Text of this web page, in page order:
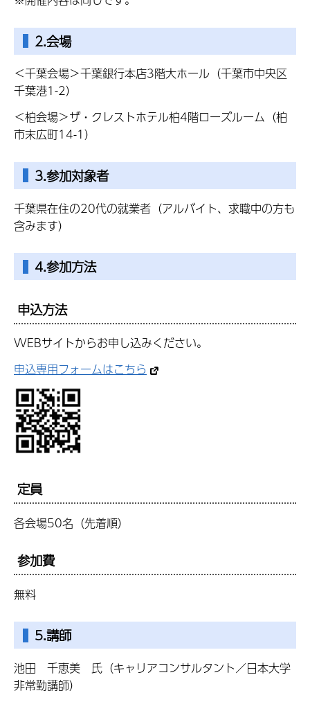
2.会場
＜千葉会場＞千葉銀行本店3階大ホール（千葉市中央区
千葉港1-2）
＜柏会場＞ザ・クレストホテル柏4階ローズルーム（柏
市末広町14-1）
3.参加対象者
千葉県在住の20代の就業者（アルバイト、求職中の方も
含みます）
4.参加方法
申込方法
WEBサイトからお申し込みください。
申込専用フォームはこちら
定員
各会場50名（先着順）
参加費
無料
5.講師
池田 千恵美 氏（キャリアコンサルタント／日本大学
非常勤講師）